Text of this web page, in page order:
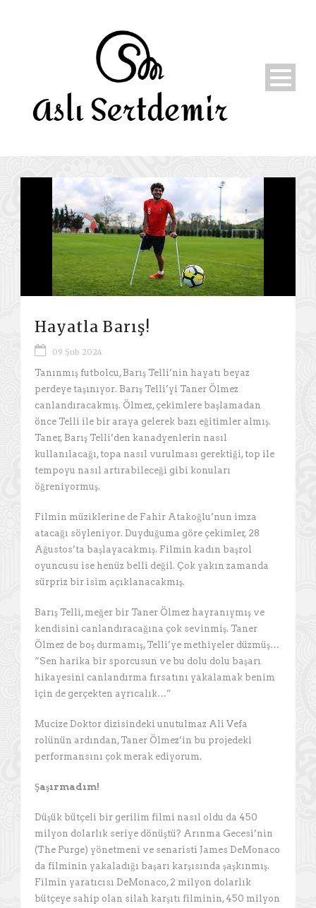
Hayatla Barış!
09 Şub 2024
Tanınmış futbolcu, Barış Telli’nin hayatı beyaz
perdeye taşınıyor. Barış Telli’yi Taner Ölmez
canlandıracakmış. Ölmez, çekimlere başlamadan
önce Telli ile bir araya gelerek bazı eğitimler almış.
Taner, Barış Telli’den kanadyenlerin nasıl
kullanılacağı, topa nasıl vurulması gerektiği, top ile
tempoyu nasıl artırabileceği gibi konuları
öğreniyormuş.
Filmin müziklerine de Fahir Atakoğlu’nun imza
atacağı söyleniyor. Duyduğuma göre çekimler, 28
Ağustos’ta başlayacakmış. Filmin kadın başrol
oyuncusu ise henüz belli değil. Çok yakın zamanda
sürpriz bir isim açıklanacakmış.
Barış Telli, meğer bir Taner Ölmez hayranıymış ve
kendisini canlandıracağına çok sevinmiş. Taner
Ölmez de boş durmamış, Telli’ye methiyeler düzmüş…
“Sen harika bir sporcusun ve bu dolu dolu başarı
hikayesini canlandırma fırsatını yakalamak benim
için de gerçekten ayrıcalık…”
Mucize Doktor dizisindeki unutulmaz Ali Vefa
rolünün ardından, Taner Ölmez’in bu projedeki
performansını çok merak ediyorum.
Şaşırmadım!
Düşük bütçeli bir gerilim filmi nasıl oldu da 450
milyon dolarlık seriye dönüştü? Arınma Gecesi’nin
(The Purge) yönetmeni ve senaristi James DeMonaco
da filminin yakaladığı başarı karşısında şaşkınmış.
Filmin yaratıcısı DeMonaco, 2 milyon dolarlık
bütçeye sahip olan silah karşıtı filminin, 450 milyon